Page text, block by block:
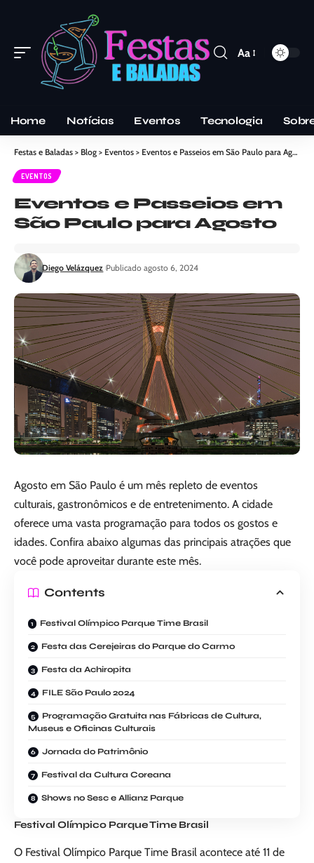
Aa
Home Notícias Eventos Tecnologia
Festas e Baladas > Blog > Eventos > Eventos e Passeios em São Paulo para Agosto
EVENTOS
Eventos e Passeios em
São Paulo para Agosto
Diego Velázquez Publicado agosto 6, 2024
Agosto em São Paulo é um mês repleto de eventos
culturais, gastronômicos e de entretenimento. A cidade
oferece uma vasta programação para todos os gostos e
idades. Confira abaixo algumas das principais atrações que
você pode aproveitar durante este mês.
Contents
Festival Olímpico Parque Time Brasil
Festa das Cerejeiras do Parque do Carmo
Festa da Achiropita
FILE São Paulo 2024
Programação Gratuita nas Fábricas de Cultura,
Museus e Oficinas Culturais
Jornada do Patrimônio
Festival da Cultura Coreana
Shows no Sesc e Allianz Parque
Festival Olímpico Parque Time Brasil
O Festival Olímpico Parque Time Brasil acontece até 11 de